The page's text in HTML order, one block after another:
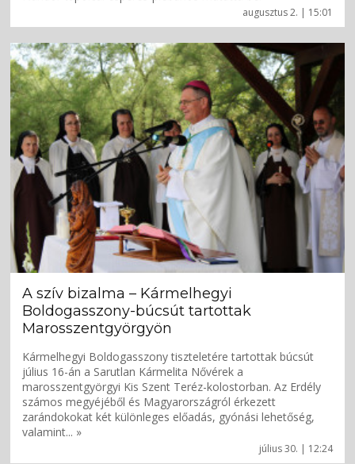
augusztus 2. | 15:01
július 30. | 12:24
A szív bizalma – Kármelhegyi
Boldogasszony-búcsút tartottak
Marosszentgyörgyön
Kármelhegyi Boldogasszony tiszteletére tartottak búcsút
július 16-án a Sarutlan Kármelita Nővérek a
marosszentgyörgyi Kis Szent Teréz-kolostorban. Az Erdély
számos megyéjéből és Magyarországról érkezett
zarándokokat két különleges előadás, gyónási lehetőség,
valamint... »